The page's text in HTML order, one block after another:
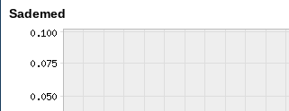
Sademed